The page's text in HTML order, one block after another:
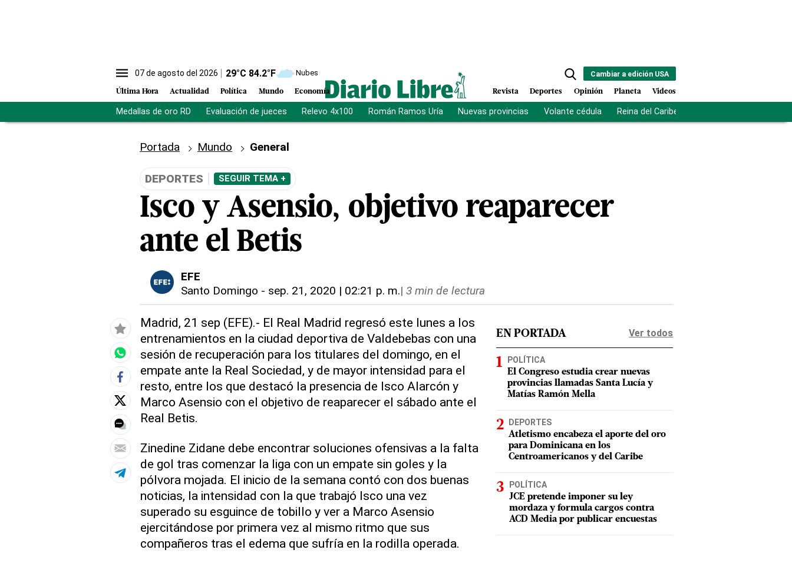
07 de agosto del 2026 29°C 84.2°F Nubes
Última Hora Actualidad Política Mundo Economía
Cambiar a edición USA
Revista Deportes Opinión Planeta Videos
Medallas de oro RD Evaluación de jueces Relevo 4x100 Román Ramos Uría Nuevas provincias Volante cédula Reina del Caribe
Portada Mundo General
DEPORTES SEGUIR TEMA +
Isco y Asensio, objetivo reaparecer
ante el Betis
EFE
Santo Domingo - sep. 21, 2020 | 02:21 p. m.| 3 min de lectura
Madrid, 21 sep (EFE).- El Real Madrid regresó este lunes a los
entrenamientos en la ciudad deportiva de Valdebebas con una
sesión de recuperación para los titulares del domingo, en el
empate ante la Real Sociedad, y de mayor intensidad para el
resto, entre los que destacó la presencia de Isco Alarcón y
Marco Asensio con el objetivo de reaparecer el sábado ante el
Real Betis.
Zinedine Zidane debe encontrar soluciones ofensivas a la falta
de gol tras comenzar la liga con un empate sin goles y la
pólvora mojada. El inicio de la semana contó con dos buenas
noticias, la intensidad con la que trabajó Isco una vez
superado su esguince de tobillo y ver a Marco Asensio
ejercitándose por primera vez al mismo ritmo que sus
compañeros tras el edema que sufría en la rodilla operada.
EN PORTADA Ver todos
POLÍTICA
El Congreso estudia crear nuevas
provincias llamadas Santa Lucía y
Matías Ramón Mella
DEPORTES
Atletismo encabeza el aporte del oro
para Dominicana en los
Centroamericanos y del Caribe
POLÍTICA
JCE pretende imponer su ley
mordaza y formula cargos contra
ACD Media por publicar encuestas